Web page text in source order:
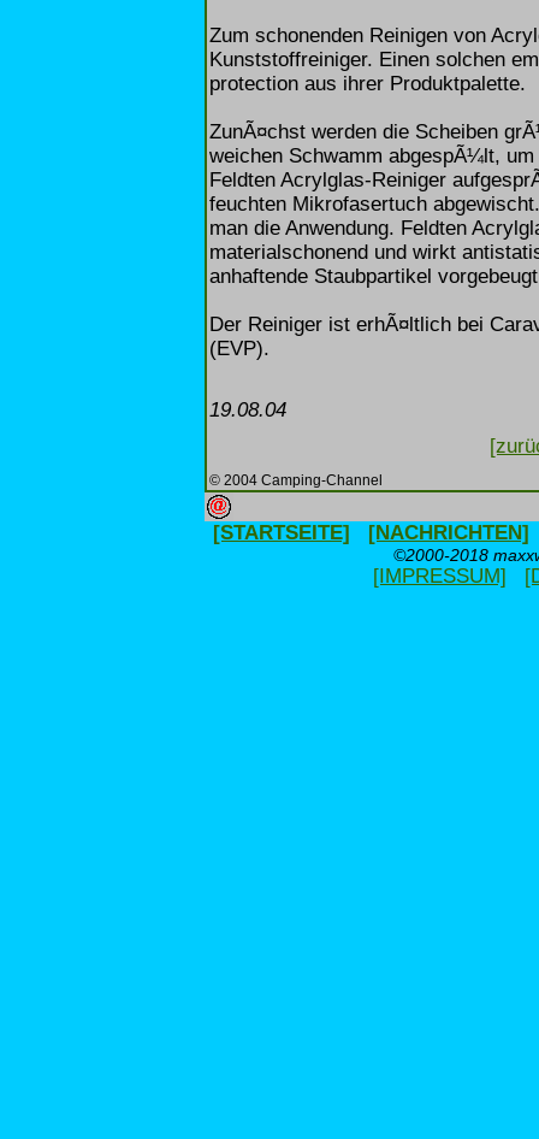
Zum schonenden Reinigen von
Kunststoffreiniger. Einen solchen
protection aus ihrer Produktpalette.
ZunÃ¤chst werden die Scheiben
weichen Schwamm abgespÃ¼lt,
Feldten Acrylglas-Reiniger
feuchten Mikrofasertuch
man die Anwendung. Feldten
materialschonend und wirkt
anhaftende Staubpartikel
Der Reiniger ist erhÃ¤ltlich bei
(EVP).
19.08.04
© 2004 Camping-Channel
[STARTSEITE] [NACHRICHTEN]
©2000-2018
[IMPRESSUM]